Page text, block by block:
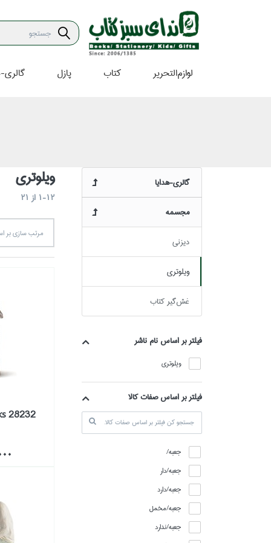
لوازم‌التحرير كتاب پازل
گالري-هدايا
مجسمه
ديزني
ويلوتري
غش‌گير كتاب
فيلتر بر اساس نام ناشر
ويلوتري
فیلتر بر اساس صفات کالا
جعبه/
جعبه/دار
جعبه/دارد
جعبه/مخمل
جعبه/ندارد
ويلوتري
1-12 از 21
مرتب سازي بر
28232